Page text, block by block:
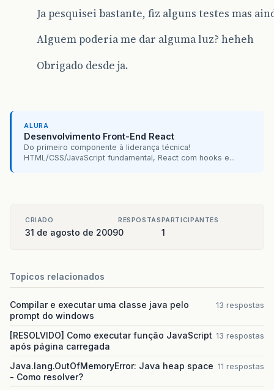
response.setContentType("application/vnd.ms-
response.setContentLength((int) outputStream
outputStream.writeTo
Ja pesquisei bastante, fiz alguns testes mas
Alguem poderia me dar alguma luz? heheh
Obrigado desde ja.
ALURA
Desenvolvimento Front-End React
Do primeiro componente à liderança técnica!
HTML/CSS/JavaScript fundamental, React com hooks e...
CRIADO
31 de agosto de 2009
RESPOSTAS
0
PARTICIPANTES
1
Topicos relacionados
Compilar e executar uma classe java pelo
prompt do windows
13 respostas
[RESOLVIDO] Como executar função JavaScript
após página carregada
13 respostas
Java.lang.OutOfMemoryError: Java heap space
- Como resolver?
11 respostas